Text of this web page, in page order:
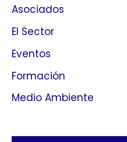
Asociados
El Sector
Eventos
Formación
Medio Ambiente